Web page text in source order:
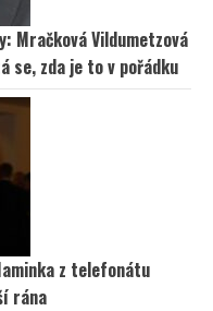
Mračková Vildumetzová
se, zda je to v pořádku
z telefonátu
rána